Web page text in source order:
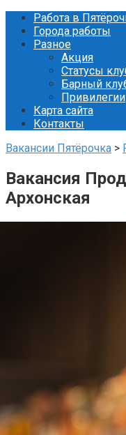
Перейти
контенту
Работа в
Города работы
Разное
Акция
Статусы
Барный
Привилегии
Карта сайта
Контакты
Вакансии Пятёрочка >
Вакансия
Архонская